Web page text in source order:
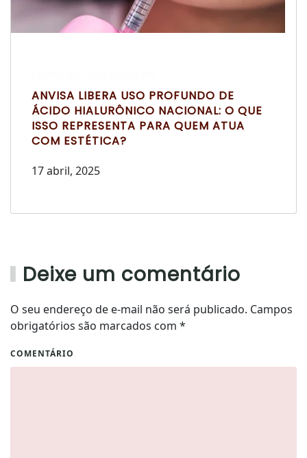
ANVISA LIBERA USO PROFUNDO DE
ÁCIDO HIALURÔNICO NACIONAL: O QUE
ISSO REPRESENTA PARA QUEM ATUA
COM ESTÉTICA?
17 abril, 2025
Deixe um comentário
O seu endereço de e-mail não será publicado. Campos
obrigatórios são marcados com *
COMENTÁRIO